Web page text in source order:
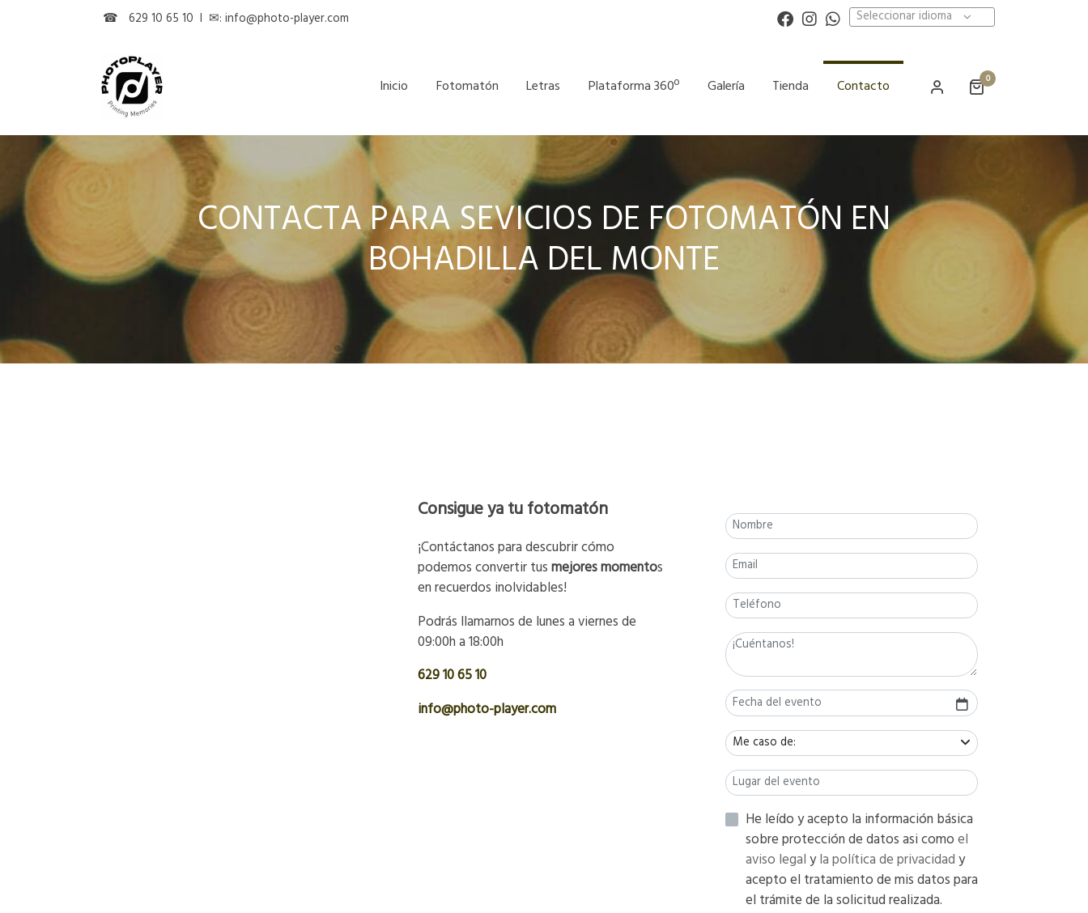
☎ 629 10 65 10 l ✉: info@photo-player.com Seleccionar idioma
Inicio Fotomatón Letras Plataforma 360º Galería Tienda Contacto 0
CONTACTA PARA SEVICIOS DE FOTOMATÓN EN
BOHADILLA DEL MONTE
Consigue ya tu fotomatón
¡Contáctanos para descubrir cómo
podemos convertir tusmejores momentos
en recuerdos inolvidables!
Podrás llamarnos de lunes a viernes de
09:00h a 18:00h
629 10 65 10
info@photo-player.com
Me caso de:
He leído y acepto la información básica
sobre protección de datos asi comoel
aviso legalyla política de privacidady
acepto el tratamiento de mis datos para
el trámite de la solicitud realizada.